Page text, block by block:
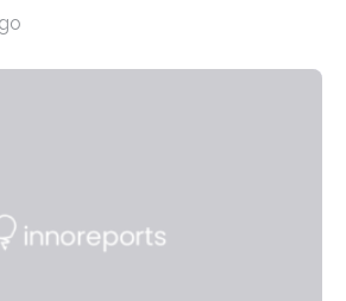
bemerkenswertesten
Award in Biomedicine ist in